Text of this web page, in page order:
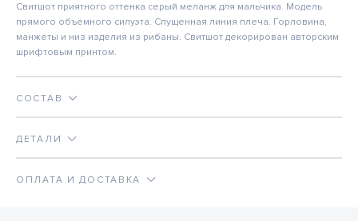
Свитшот приятного оттенка серый меланж для мальчика. Модель
прямого объёмного силуэта. Спущенная линия плеча. Горловина,
манжеты и низ изделия из рибаны. Свитшот декорирован авторским
шрифтовым принтом.
СОСТАВ
ДЕТАЛИ
ОПЛАТА И ДОСТАВКА